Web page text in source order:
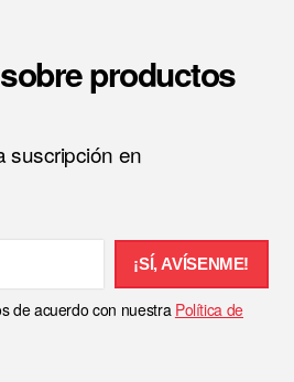
productos
suscripción en
¡SÍ, AVÍSENME!
de acuerdo con nuestra Política de